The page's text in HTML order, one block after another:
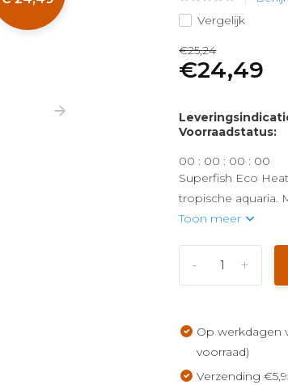
Vergelijk
€25,24
€24,49
Voorraadstatus:
00 : 00 : 00 : 00
Superfish Eco
tropische aquaria.
Toon meer
+
-
Op werkdagen
voorraad)
Verzending